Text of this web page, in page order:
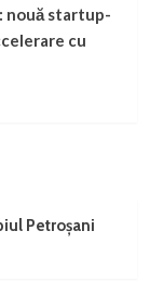
nouă startup-
cu
Petroșani